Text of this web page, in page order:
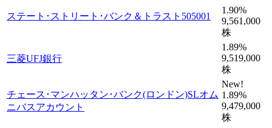
ステート･ストリート･バンク＆トラスト505001
1.90%
9,561,000
株
三菱UFJ銀行
1.89%
9,519,000
株
チェース･マンハッタン･バンク(ロンドン)SLオム
ニバスアカウント
New!
1.89%
9,479,000
株